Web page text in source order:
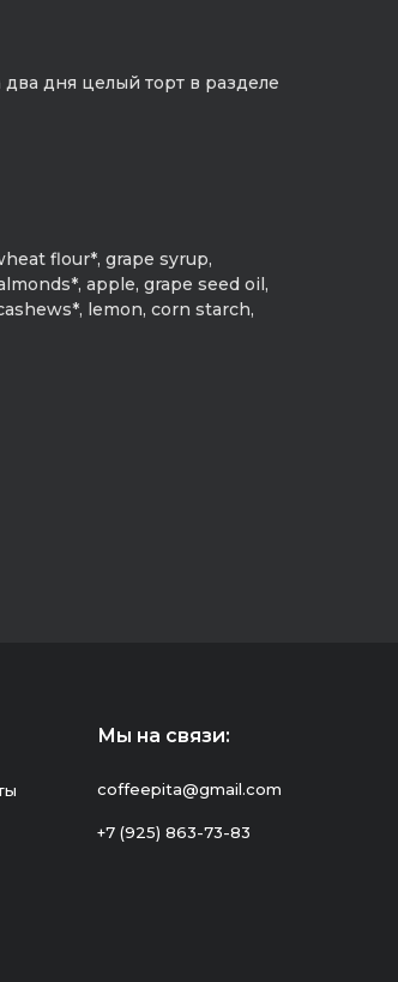
дня целый торт в разделе
flour*, grape syrup,
apple, grape seed oil,
lemon, corn starch,
Мы на связи:
coffeepita@gmail.com
+7 (925) 863-73-83